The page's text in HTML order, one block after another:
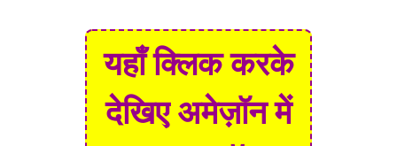
यहाँ क्लिक करके
देखिए अमेज़ॉन में